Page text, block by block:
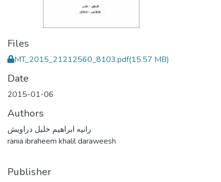
Files
MT_2015_21212560_8103.pdf(15.57 MB)
Date
2015-01-06
Authors
رانيه ابراهيم خليل دراويش
rania ibraheem khalil daraweesh
Publisher